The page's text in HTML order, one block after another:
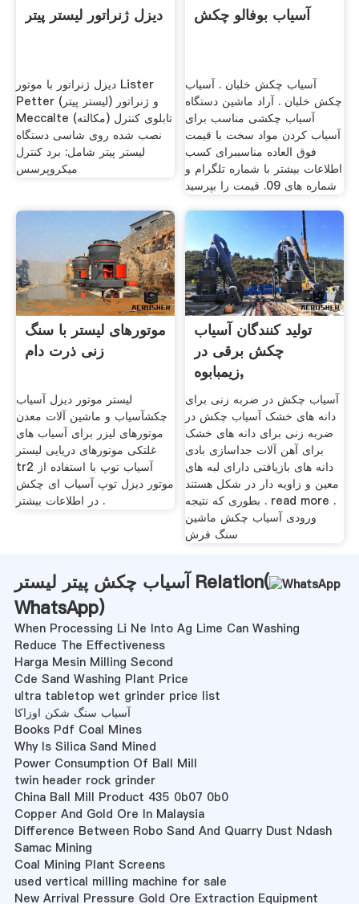
دیزل ژنراتور لیستر پیتر
دیزل ژنراتور با موتور Lister
Petter (لیستر پیتر) و ژنراتور
Meccalte (مکالته) تابلوی کنترل
نصب شده روی شاسی دستگاه
لیستر پیتر شامل: برد کنترل
میکروپرسس
آسیاب بوفالو چکش
آسیاب چکش خلبان . آسیاب
چکش خلبان . آراد ماشین دستگاه
آسیاب چکشی مناسب برای
آسیاب کردن مواد سخت با قیمت
فوق العاده مناسببرای کسب
اطلاعات بیشتر با شماره تلگرام و
شماره های 09. قیمت را بپرسید
موتورهای لیستر با سنگ
زنی ذرت دام
لیستر موتور دیزل آسیاب
چکشآسیاب و ماشین آلات معدن
موتورهای لیزر برای آسیاب های
غلتکی موتورهای دریایی لیستر
tr2 آسیاب توپ با استفاده از
موتور دیزل توپ آسیاب ای چکش
در اطلاعات بیشتر .
تولید کنندگان آسیاب
چکش برقی در
زیمبابوه,
آسیاب چکش در ضربه زنی برای
دانه های خشک آسیاب چکش در
ضربه زنی برای دانه های خشک
برای آهن آلات جداسازی بادی
دانه های بازیافتی دارای لبه های
معین و زاویه دار در شکل هستند
بطوری که نتیجه . read more .
ورودی آسیاب چکش ماشین
سنگ فرش
آسیاب چکش پیتر لیستر Relation(
WhatsApp)
When Processing Li Ne Into Ag Lime Can Washing
Reduce The Effectiveness
Harga Mesin Milling Second
Cde Sand Washing Plant Price
ultra tabletop wet grinder price list
آسیاب سنگ شکن اوزاکا
Books Pdf Coal Mines
Why Is Silica Sand Mined
Power Consumption Of Ball Mill
twin header rock grinder
China Ball Mill Product 435 0b07 0b0
Copper And Gold Ore In Malaysia
Difference Between Robo Sand And Quarry Dust Ndash
Samac Mining
Coal Mining Plant Screens
used vertical milling machine for sale
New Arrival Pressure Gold Ore Extraction Equipment